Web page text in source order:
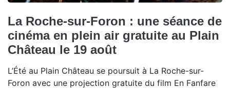
La Roche-sur-Foron : une séance de
cinéma en plein air gratuite au Plain
Château le 19 août
L’Été au Plain Château se poursuit à La Roche-sur-
Foron avec une projection gratuite du film En Fanfare